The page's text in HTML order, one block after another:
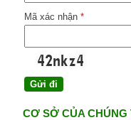
Mã xác nhận *
CƠ SỞ CỦA CHÚNG